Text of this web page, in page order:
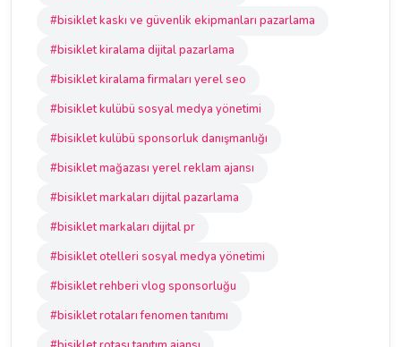
#bisiklet kaskı ve güvenlik ekipmanları pazarlama
#bisiklet kiralama dijital pazarlama
#bisiklet kiralama firmaları yerel seo
#bisiklet kulübü sosyal medya yönetimi
#bisiklet kulübü sponsorluk danışmanlığı
#bisiklet mağazası yerel reklam ajansı
#bisiklet markaları dijital pazarlama
#bisiklet markaları dijital pr
#bisiklet otelleri sosyal medya yönetimi
#bisiklet rehberi vlog sponsorluğu
#bisiklet rotaları fenomen tanıtımı